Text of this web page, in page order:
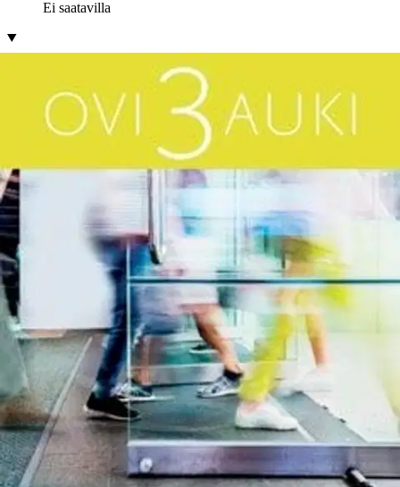
Ei saatavilla
Ovi auki 3 är den tredje kursen i en ny läroboksserie för gymnasiet i
A-finska (GLP2016). Varje kursbok innehåller texter och uppgifter
uppdelade i tre tematiska avsnitt, JAKSO 1-3. I Ovi auki 3 är
temaområdena Teknik, Konsumtion och Handel. I början av varje
JAKSO finns lärandemål för avsnittet. Lärandemålen finns på tre
nivåer och hjälper dig hitta din egen kunskapsnivå och målnivå.
Bekanta dig därför först med målen och välj därefter vad du ska
fokusera på.
I varje JAKSO finns fem steg eller delområden:1)
ALKU - Bygg grunden och se helheten2) SANOJA - Utvidga och
förstärk ordförrådet3) TILANTEITA - Träna muntliga situationer4)
TIETOA - Läs och fördjupa dig i sak, text och språk5) TAITOA -
Utmana dina kunskaper skriftligt eller muntligtEleverna börjar med
ALKU och därefter väljer man de steg och delområden som man
vill och behöver fokusera på. Grammatiken finns samlad bak i
boken, i RAKENTEET. Där finns både förklaringar och övningar.
Kurs 3 fokuserar på infinitiv och particip. I JAKSO-delarna
återkommer två typer av tipsrutor: SANASEPPÄ och
TEKSTITAITURI. SANASEPPÄ ger konkreta tips och regler för
böjning, ordbildning och annan grammatik. TEKSTITAITURI
fokuserar textgenrer, hur man först tar sig an en text och
genremedvetet skrivande. Bak i boken finns en alfabetisk